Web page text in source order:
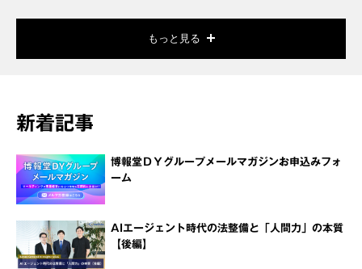
もっと見る
新着記事
博報堂ＤＹグループメールマガジンお申込みフォ
ーム
AIエージェント時代の法整備と「人間力」の本質
【後編】